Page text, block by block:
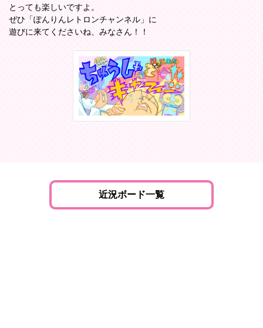
とっても楽しいですよ。
ぜひ「ぽんりんレトロンチャンネル」に
遊びに来てくださいね、みなさん！！
近況ボード一覧